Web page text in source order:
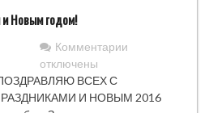
Новым годом!
Комментарии
Рождеством
отключены
ВСЕХ С
И НОВЫМ 2016